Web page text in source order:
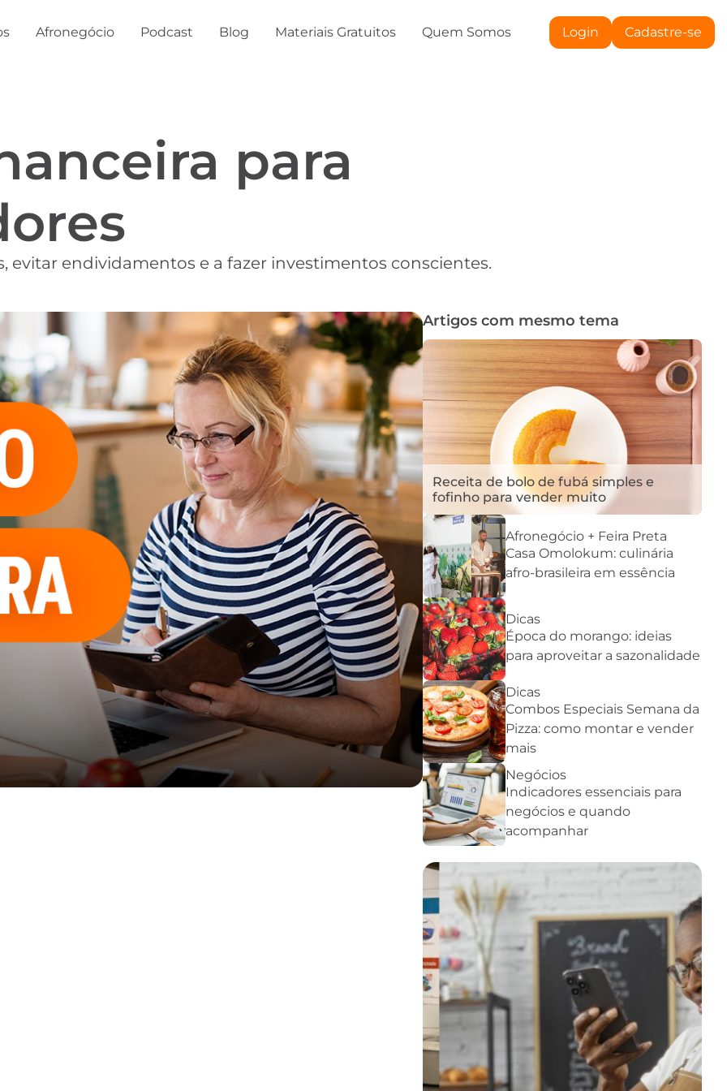
Afronegócio Podcast Blog Materiais Gratuitos Quem Somos Login Cadastre-se
para
evitar endividamentos e a fazer investimentos conscientes.
Artigos com mesmo tema
Receita de bolo de fubá simples e
fofinho para vender muito
Afronegócio + Feira Preta
Casa Omolokum: culinária
afro-brasileira em essência
Dicas
Época do morango: ideias
para aproveitar a sazonalidade
Dicas
Combos Especiais Semana da
Pizza: como montar e vender
mais
Negócios
Indicadores essenciais para
negócios e quando
acompanhar